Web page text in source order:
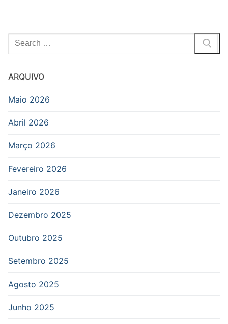
Pesquisar
por:
ARQUIVO
Maio 2026
Abril 2026
Março 2026
Fevereiro 2026
Janeiro 2026
Dezembro 2025
Outubro 2025
Setembro 2025
Agosto 2025
Junho 2025